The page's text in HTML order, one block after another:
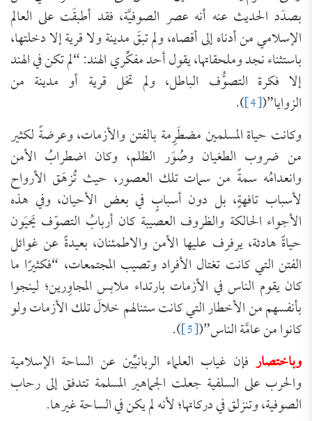
بصدَد الحديث عنه أنه عصر الصوفيَّة، فقد أطبقَت على العالم
الإسلامي من أدناه إلى أقصاه، ولم تبقَ مدينة ولا قرية إلا دخلتها،
باستثناء نجد وملحقاتها، يقول أحد مفكِّري الهند: “لم تكن في الهند
إلا فكرة التصوُّف الباطل، ولم تخل قرية أو مدينة من
الزوايا”([4]
).
وكانت حياة المسلمين مضطَرِمة بالفتن والأزمات، وعرضةً لكثير
من ضروب الطغيان وصُوَر الظلم، وكان اضطرابُ الأمن
وانعدامُه سمةً من سمات تلك العصور، حيث تُزهَق الأرواح
لأسباب تافهةٍ، بل دون أسبابٍ في بعض الأحيان، وفي هذه
الأجواء الحالكة والظروف العصيبة كان أربابُ التصوّف يَحيَون
حياةً هادئة، يرفرف عليها الأمن والاطمئنان، بعيدةً عن غوائل
الفتن التي كانت تغتال الأفراد وتصيب المجتمعات، “فكثيرًا ما
كان يقوم الناس في الأزمات بارتداء ملابس المجاوِرين؛ لينجوا
بأنفسهم من الأخطار التي كانت ستنالهم خلالَ تلك الأزمات ولو
كانوا من عامَّة الناس”([5]
).
وباختصار فإن غياب العلماء الربانيِّين عن الساحة الإسلامية
والحرب على السلفية جعلت الجماهير المسلمة تتدفق إلى رحاب
الصوفية، وتنزلق في دركاتها؛ لأنه لم يكن في الساحة غيرها.